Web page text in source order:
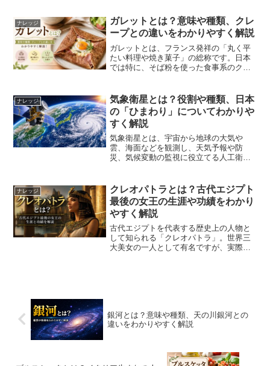
界と日本での広がりについてわかりやす
く紹介します。eス...
ナレッジ
ガレットとは？意味や種類、クレ
ープとの違いをわかりやすく解説
ガレットとは、フランス発祥の「丸く平
たい料理や焼き菓子」の総称です。日本
では特に、そば粉を使った食事系のクレ
れています。本記事では、ガレットの意
味や由来、代表的な種類、...
ナレッジ
気象衛星とは？役割や種類、日本
の「ひまわり」についてわかりや
すく解説
気象衛星とは、宇宙から地球の大気や
雲、海面などを観測し、天気予報や防
災、気候変動の監視に役立てる人工衛星
象情報を収集する重要な役割を担ってい
ます。日本では「ひまわり」シ...
ナレッジ
クレオパトラとは？古代エジプト
最後の女王の生涯や功績をわかり
やすく解説
古代エジプトを代表する歴史上の人物と
して知られる「クレオパトラ」。世界三
大美女の一人として有名ですが、実際に
銀河とは？意味や種類、天の川銀河との
違いをわかりやすく解説